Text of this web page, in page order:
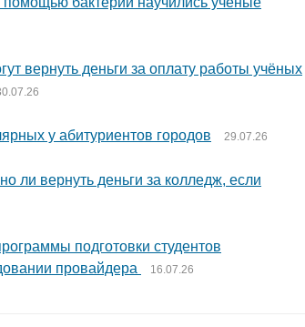
вернуть деньги за оплату работы учёных
у абитуриентов городов 29.07.26
ли вернуть деньги за колледж, если
подготовки студентов
провайдера
16.07.26